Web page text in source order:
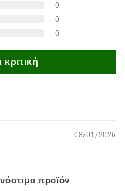
0
0
0
08/01/2026
προϊόν